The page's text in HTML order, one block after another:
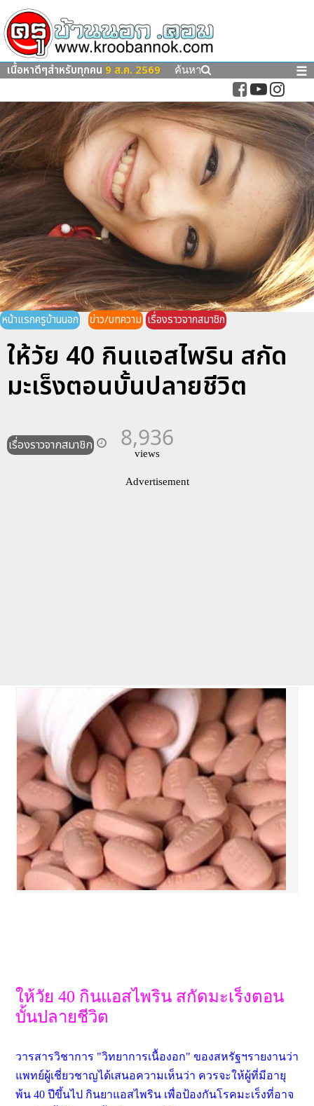
เนื้อหาดีๆสำหรับทุกคน 9 ส.ค. 2569 ค้นหา ☰
หน้าแรกครูบ้านนอก ข่าว/บทความ เรื่องราวจากสมาชิก
ให้วัย 40 กินแอสไพริน สกัด
มะเร็งตอนบั้นปลายชีวิต
เรื่องราวจากสมาชิก 8,936
views
Advertisement
ให้วัย 40 กินแอสไพริน สกัดมะเร็งตอน
บั้นปลายชีวิต
วารสารวิชาการ "วิทยาการเนื้องอก" ของสหรัฐฯรายงานว่า
แพทย์ผู้เชี่ยวชาญได้เสนอความเห็นว่า ควรจะให้ผู้ที่มีอายุ
พ้น 40 ปีขึ้นไป กินยาแอสไพริน เพื่อป้องกันโรคมะเร็งที่อาจ